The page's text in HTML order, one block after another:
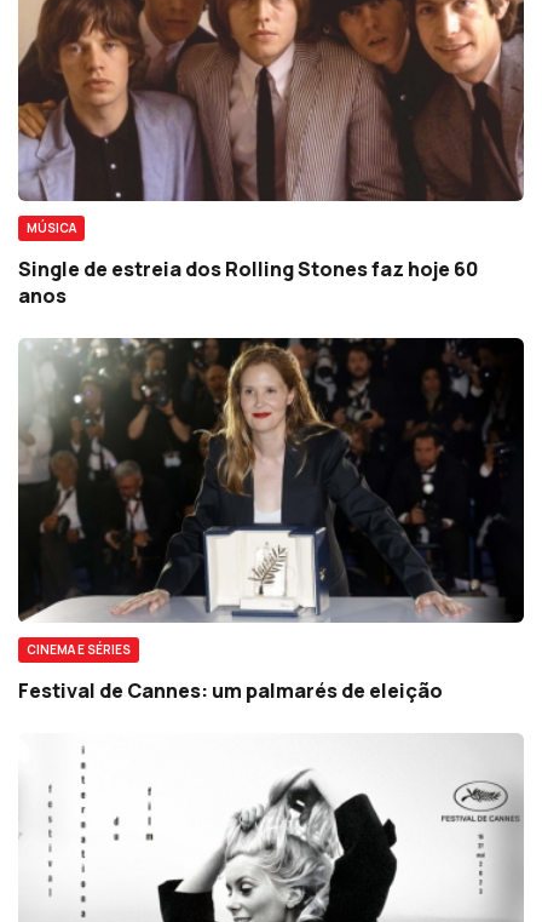
MÚSICA
Single de estreia dos Rolling Stones faz hoje 60
anos
CINEMA E SÉRIES
Festival de Cannes: um palmarés de eleição